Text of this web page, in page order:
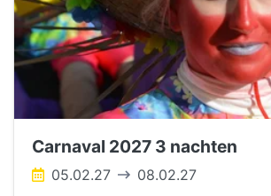
Carnaval 2027 3 nachten
05.02.27 08.02.27